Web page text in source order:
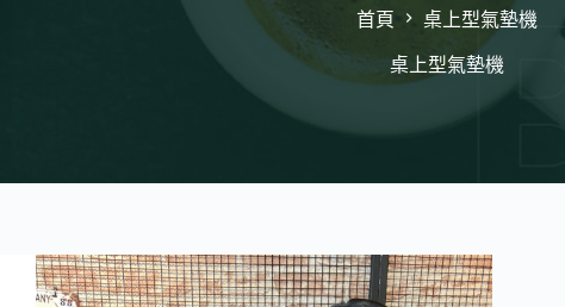
首頁 桌上型氣墊機
桌上型氣墊機